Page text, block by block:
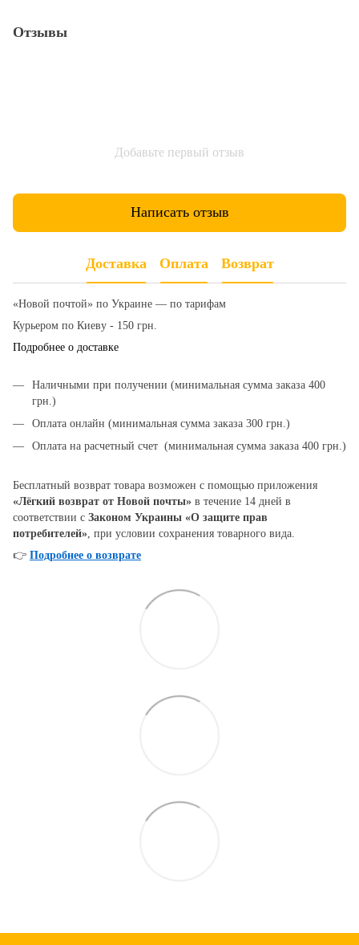
Отзывы
Добавьте первый отзыв
Написать отзыв
Доставка Оплата Возврат
«Новой почтой» по Украине — по тарифам
Курьером по Киеву - 150 грн.
Подробнее о доставке
Наличными при получении (минимальная сумма заказа 400
грн.)
Оплата онлайн (минимальная сумма заказа 300 грн.)
Оплата на расчетный счет (минимальная сумма заказа 400 грн.)
Бесплатный возврат товара возможен с помощью приложения
«Лёгкий возврат от Новой почты» в течение 14 дней в
соответствии с Законом Украины «О защите прав
потребителей» , при условии сохранения товарного вида.
👉 Подробнее о возврате